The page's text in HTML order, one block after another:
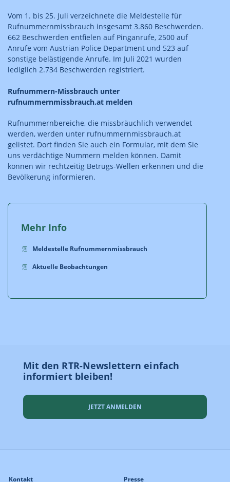
Vom 1. bis 25. Juli verzeichnete die Meldestelle für
Rufnummernmissbrauch insgesamt 3.860 Beschwerden.
662 Beschwerden entfielen auf Pinganrufe, 2500 auf
Anrufe vom Austrian Police Department und 523 auf
sonstige belästigende Anrufe. Im Juli 2021 wurden
lediglich 2.734 Beschwerden registriert.
Rufnummern-Missbrauch unter
rufnummernmissbrauch.at melden
Rufnummernbereiche, die missbräuchlich verwendet
werden, werden unter rufnummernmissbrauch.at
gelistet. Dort finden Sie auch ein Formular, mit dem Sie
uns verdächtige Nummern melden können. Damit
können wir rechtzeitig Betrugs-Wellen erkennen und die
Bevölkerung informieren.
Mehr Info
Meldestelle Rufnummernmissbrauch
Aktuelle Beobachtungen
Mit den RTR-Newslettern einfach
informiert bleiben!
JETZT ANMELDEN
Kontakt Presse